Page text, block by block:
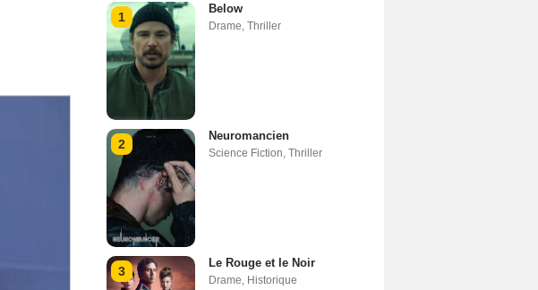
1
Below
Drame Thriller
2
Neuromancien
Science Fiction Thriller
3
Le Rouge et le Noir
Drame Historique